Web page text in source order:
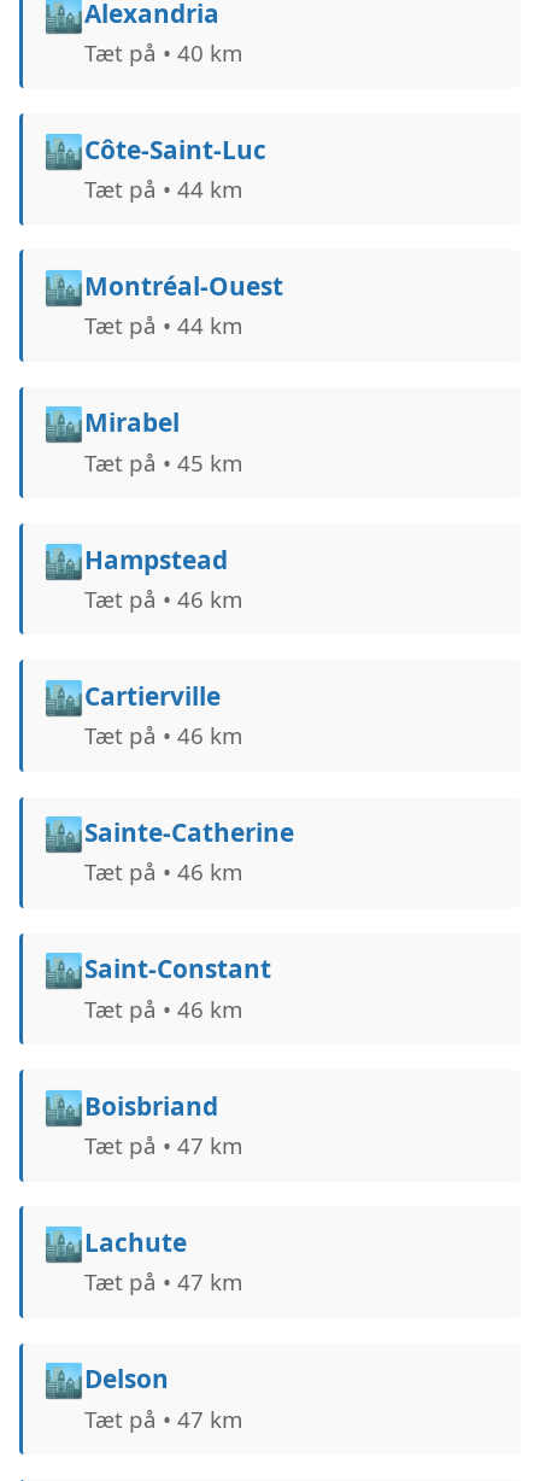
🏙️Alexandria
Tæt på • 40 km
🏙️Côte-Saint-Luc
Tæt på • 44 km
🏙️Montréal-Ouest
Tæt på • 44 km
🏙️Mirabel
Tæt på • 45 km
🏙️Hampstead
Tæt på • 46 km
🏙️Cartierville
Tæt på • 46 km
🏙️Sainte-Catherine
Tæt på • 46 km
🏙️Saint-Constant
Tæt på • 46 km
🏙️Boisbriand
Tæt på • 47 km
🏙️Lachute
Tæt på • 47 km
🏙️Delson
Tæt på • 47 km